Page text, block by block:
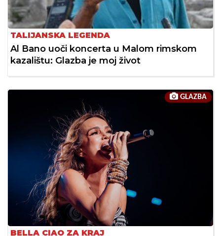
TALIJANSKA LEGENDA
Al Bano uoči koncerta u Malom rimskom
kazalištu: Glazba je moj život
GLAZBA
BELLA CIAO ZA KRAJ